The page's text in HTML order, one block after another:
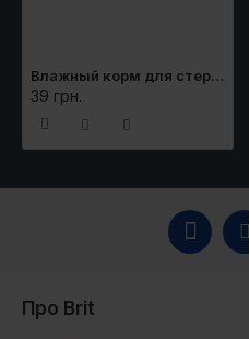
Влажный корм для стерилизованных котов Brit Premium Sterilised pouch 100 г (ягненок)
39 грн.
Про Brit